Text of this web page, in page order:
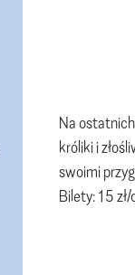
Na
króliki i
swoimi
Bilety: 15